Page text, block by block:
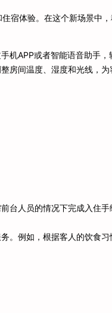
宿体验。在这个新场景中
机APP或者智能语音助手
房间温度、湿度和光线，为
台人员的情况下完成入住
。例如，根据客人的饮食